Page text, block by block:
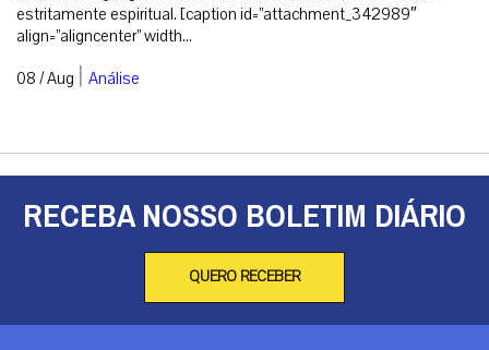
estritamente espiritual. [caption id=”attachment_342989″
align=”aligncenter” width...
08 / Aug | Análise
RECEBA NOSSO BOLETIM DIÁRIO
QUERO RECEBER